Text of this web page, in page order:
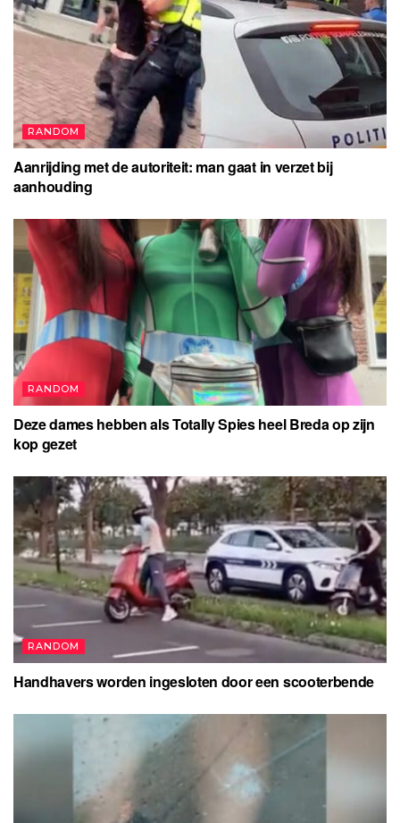
RANDOM
Aanrijding met de autoriteit: man gaat in verzet bij
aanhouding
RANDOM
Deze dames hebben als Totally Spies heel Breda op zijn
kop gezet
RANDOM
Handhavers worden ingesloten door een scooterbende